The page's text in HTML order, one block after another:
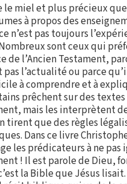
le miel et plus précieux
à propos des
n’est pas toujours
sont ceux qui
de l’Ancien Testament,
pas l’actualité ou parce
à comprendre et à
prêchent sur des textes
mais les interprètent
tirent que des règles
Dans ce livre
les prédicateurs à ne pas
! Il est parole de Dieu,
la Bible que Jésus